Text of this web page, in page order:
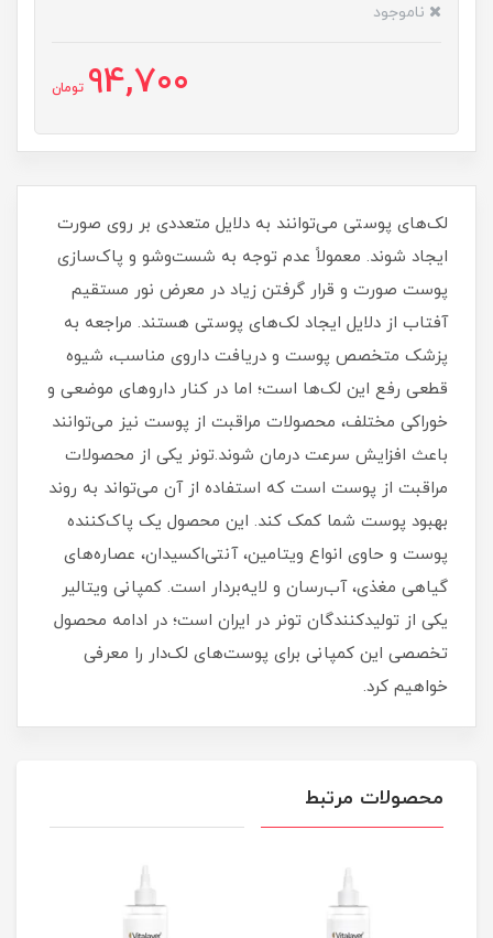
ناموجود
94,700 تومان
لک‌های پوستی می‌توانند به دلایل متعددی بر روی صورت
ایجاد شوند. معمولاً عدم توجه به شست‌وشو و پاک‌سازی
پوست صورت و قرار گرفتن زیاد در معرض نور مستقیم
آفتاب از دلایل ایجاد لک‌های پوستی هستند. مراجعه به
پزشک متخصص پوست و دریافت داروی مناسب، شیوه
قطعی رفع این لک‌ها است؛ اما در کنار داروهای موضعی و
خوراکی مختلف، محصولات مراقبت از پوست نیز می‌توانند
باعث افزایش سرعت درمان شوند.تونر یکی از محصولات
مراقبت از پوست است که استفاده از آن می‌تواند به روند
بهبود پوست شما کمک کند. این محصول یک پاک‌کننده
پوست و حاوی انواع ویتامین، آنتی‌اکسیدان، عصاره‌های
گیاهی مغذی، آب‌رسان و لایه‌بردار است. کمپانی ویتالیر
یکی از تولیدکنندگان تونر در ایران است؛ در ادامه محصول
تخصصی این کمپانی برای پوست‌های لک‌دار را معرفی
خواهیم کرد.
محصولات مرتبط